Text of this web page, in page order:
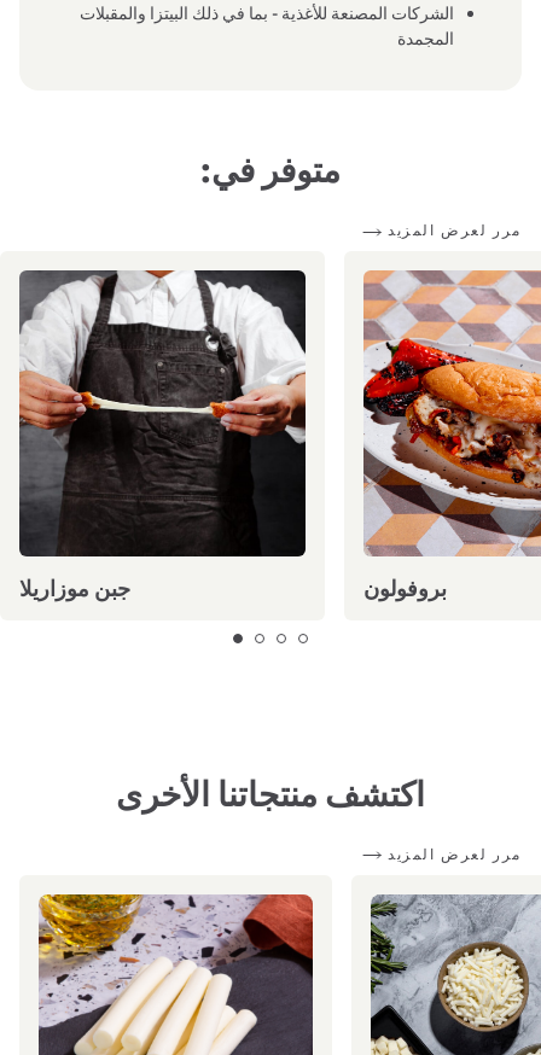
الشركات المصنعة للأغذية - بما في ذلك البيتزا والمقبلات
المجمدة
متوفر في:
مرر لعرض المزيد
جبن موزاريلا بروفولون
اكتشف منتجاتنا الأخرى
مرر لعرض المزيد